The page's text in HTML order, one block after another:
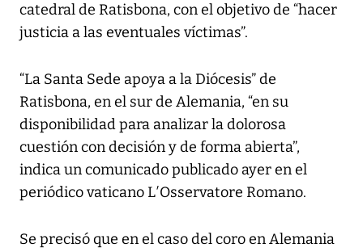
catedral de Ratisbona, con el objetivo de “hacer
justicia a las eventuales víctimas”.
“La Santa Sede apoya a la Diócesis” de
Ratisbona, en el sur de Alemania, “en su
disponibilidad para analizar la dolorosa
cuestión con decisión y de forma abierta”,
indica un comunicado publicado ayer en el
periódico vaticano L′Osservatore Romano.
Se precisó que en el caso del coro en Alemania